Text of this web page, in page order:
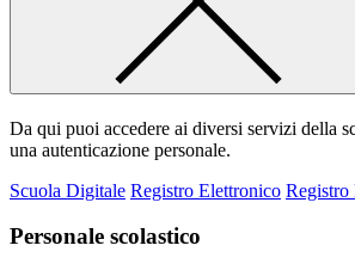
Da qui puoi accedere ai diversi servizi della
una autenticazione personale.
Scuola Digitale Registro Elettronico Registro
Personale scolastico